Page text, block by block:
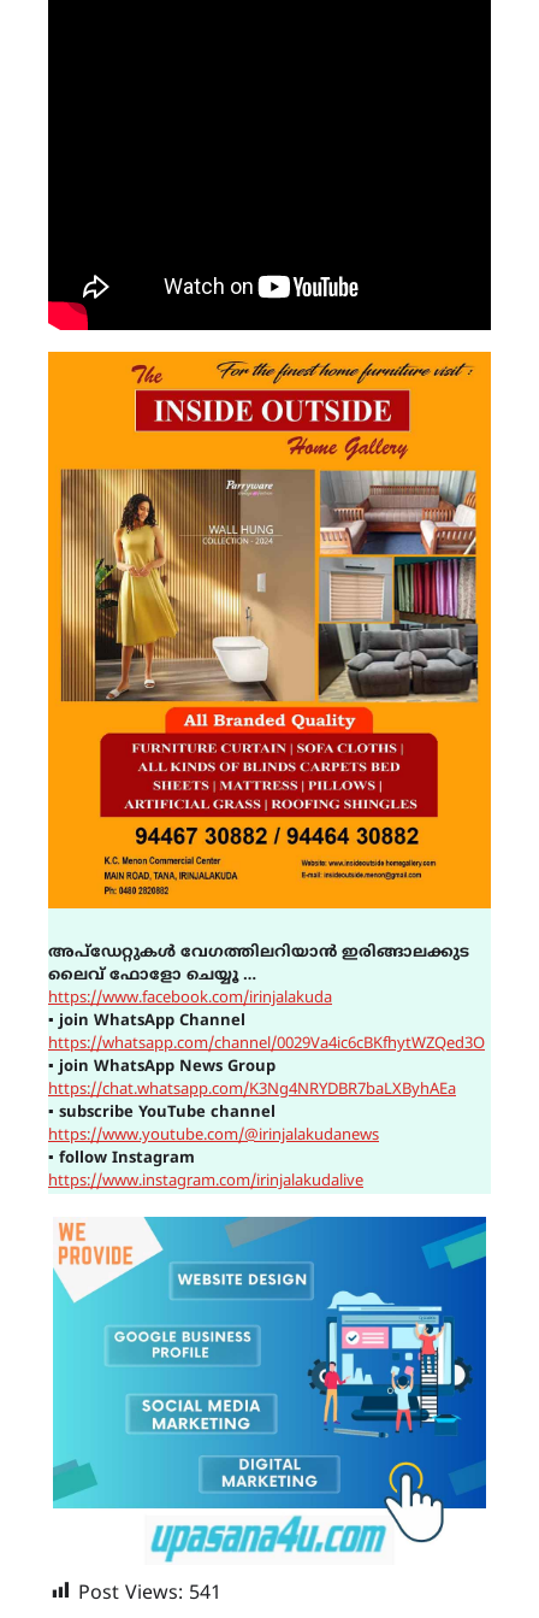
അപ്ഡേറ്റുകൾ വേഗത്തിലറിയാൻ ഇരിങ്ങാലക്കുട
ലൈവ് ഫോളോ ചെയ്യൂ …
https://www.facebook.com/irinjalakuda
▪ join WhatsApp Channel
https://whatsapp.com/channel/0029Va4ic6cBKfhytWZQed3O
▪ join WhatsApp News Group
https://chat.whatsapp.com/K3Ng4NRYDBR7baLXByhAEa
▪ subscribe YouTube channel
https://www.youtube.com/@irinjalakudanews
▪ follow Instagram
https://www.instagram.com/irinjalakudalive
Post Views: 541